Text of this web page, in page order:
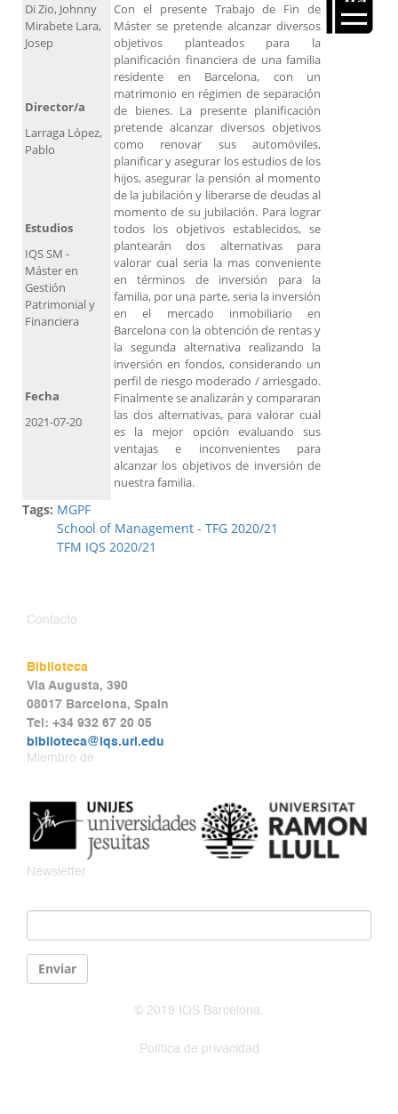
Di Zio, Johnny
Mirabete Lara,
Josep
Con el presente Trabajo de Fin de
Máster se pretende alcanzar diversos
objetivos planteados para la
planificación financiera de una familia
residente en Barcelona, con un
matrimonio en régimen de separación
de bienes. La presente planificación
pretende alcanzar diversos objetivos
como renovar sus automóviles,
planificar y asegurar los estudios de los
hijos, asegurar la pensión al momento
de la jubilación y liberarse de deudas al
momento de su jubilación. Para lograr
todos los objetivos establecidos, se
plantearán dos alternativas para
valorar cual seria la mas conveniente
en términos de inversión para la
familia, por una parte, seria la inversión
en el mercado inmobiliario en
Barcelona con la obtención de rentas y
la segunda alternativa realizando la
inversión en fondos, considerando un
perfil de riesgo moderado / arriesgado.
Finalmente se analizarán y compararan
las dos alternativas, para valorar cual
es la mejor opción evaluando sus
ventajas e inconvenientes para
alcanzar los objetivos de inversión de
nuestra familia.
Director/a
Larraga López,
Pablo
Estudios
IQS SM -
Máster en
Gestión
Patrimonial y
Financiera
Fecha
2021-07-20
Tags: MGPF
School of Management - TFG 2020/21
TFM IQS 2020/21
Contacto
Biblioteca
Via Augusta, 390
08017 Barcelona, Spain
Tel: +34 932 67 20 05
biblioteca@iqs.url.edu
Miembro de
Newsletter
Enviar
© 2019 IQS Barcelona.
Política de privacidad